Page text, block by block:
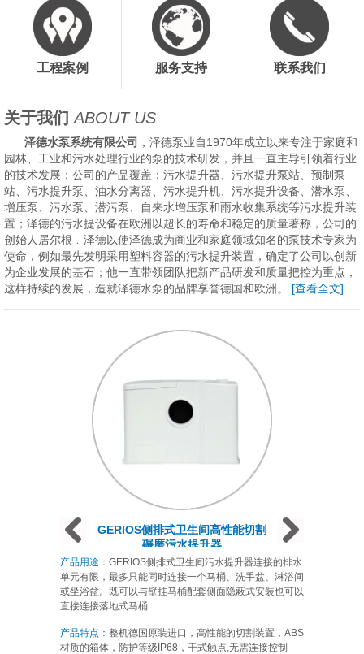
工程案例 服务支持 联系我们
关于我们 ABOUT US
泽德水泵系统有限公司 ，泽德泵业自1970年成立以来专注于家庭和
园林、工业和污水处理行业的泵的技术研发，并且一直主导引领着行业
的技术发展；公司的产品覆盖：污水提升器、污水提升泵站、预制泵
站、污水提升泵、油水分离器、污水提升机、污水提升设备、潜水泵、
增压泵、污水泵、潜污泵、自来水增压泵和雨水收集系统等污水提升装
置；泽德的污水提设备在欧洲以超长的寿命和稳定的质量著称，公司的
创始人居尔根﹒泽德以使泽德成为商业和家庭领域知名的泵技术专家为
使命，例如最先发明采用塑料容器的污水提升装置，确定了公司以创新
为企业发展的基石；他一直带领团队把新产品研发和质量把控为重点，
这样持续的发展，造就泽德水泵的品牌享誉德国和欧洲。 [查看全文]
GERIOS侧排式卫生间高性能切割
碾磨污水提升器
产品用途： GERIOS侧排式卫生间污水提升器连接的排水
单元有限，最多只能同时连接一个马桶、洗手盆、淋浴间
或坐浴盆。既可以与壁挂马桶配套侧面隐蔽式安装也可以
直接连接落地式马桶
产品特点： 整机德国原装进口，高性能的切割装置，ABS
材质的箱体，防护等级IP68，干式触点,无需连接控制
Prev Next
Next